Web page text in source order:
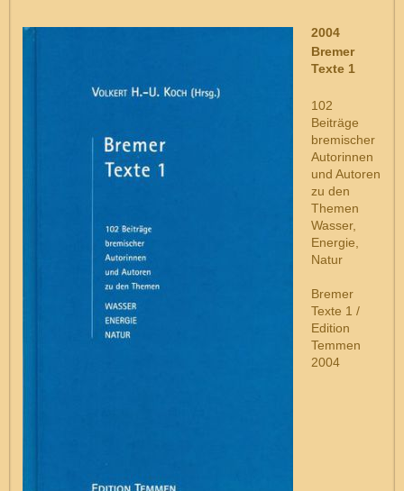
2004
Bremer
Texte 1
102
Beiträge
bremischer
Autorinnen
und Autoren
zu den
Themen
Wasser,
Energie,
Natur
Bremer
Texte 1 /
Edition
Temmen
2004